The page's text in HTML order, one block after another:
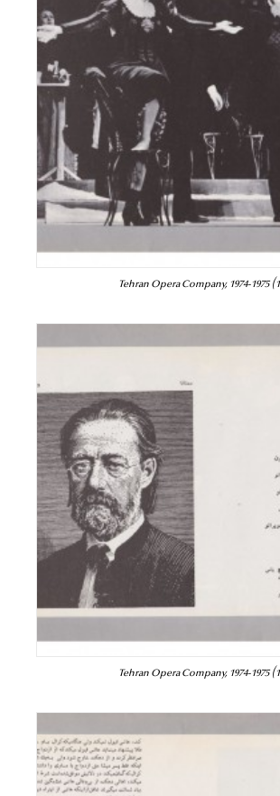
Tehran Opera Company, 1974-1975
Tehran Opera Company, 1974-1975